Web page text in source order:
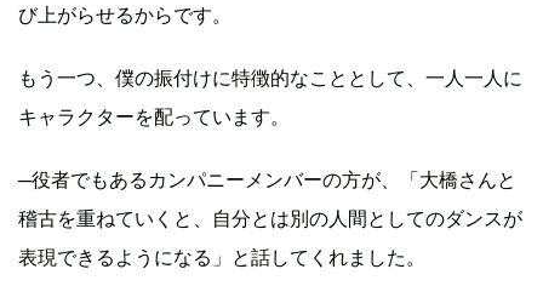
び上がらせるからです。
もう一つ、僕の振付けに特徴的なこととして、一人一人に
キャラクターを配っています。
─役者でもあるカンパニーメンバーの方が、「大橋さんと
稽古を重ねていくと、自分とは別の人間としてのダンスが
表現できるようになる」と話してくれました。